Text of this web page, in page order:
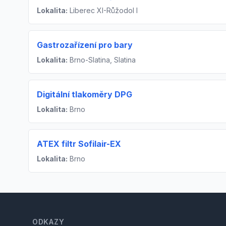
Lokalita: Liberec XI-Růžodol I
Gastrozařízení pro bary
Lokalita: Brno-Slatina, Slatina
Digitální tlakoměry DPG
Lokalita: Brno
ATEX filtr Sofilair-EX
Lokalita: Brno
ODKAZY